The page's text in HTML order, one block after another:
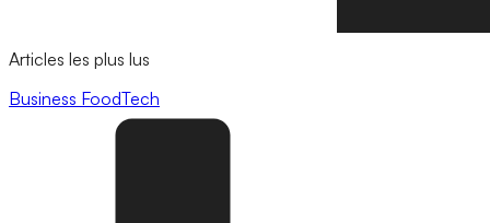
Articles les plus lus
Business FoodTech